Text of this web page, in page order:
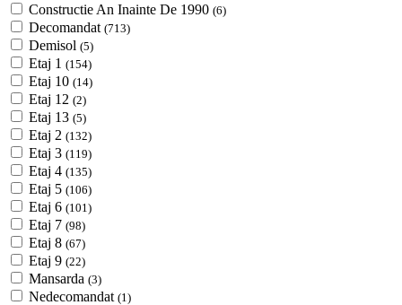
Constructie An Inainte De 1990 (6)
Decomandat (713)
Demisol (5)
Etaj 1 (154)
Etaj 10 (14)
Etaj 12 (2)
Etaj 13 (5)
Etaj 2 (132)
Etaj 3 (119)
Etaj 4 (135)
Etaj 5 (106)
Etaj 6 (101)
Etaj 7 (98)
Etaj 8 (67)
Etaj 9 (22)
Mansarda (3)
Nedecomandat (1)